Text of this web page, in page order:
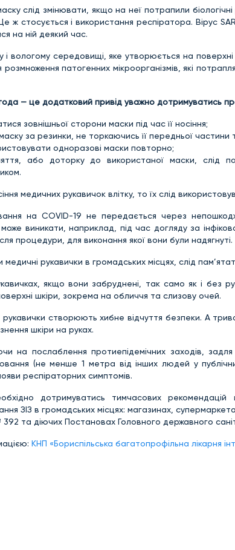
слід змінювати, якщо на неї потрапили
ж стосується і використання респіратора. Вірус
на ній деякий час.
і вологому середовищі, яке утворюється на
розмноження патогенних мікроорганізмів, які
— це додатковий привід уважно дотримуватись
зовнішньої сторони маски під час її носіння;
за резинки, не торкаючись її передньої частини
одноразові маски повторно;
або доторку до використаної маски, слід
медичних рукавичок влітку, то їх слід
на COVID-19 не передається через
виникати, наприклад, під час догляду за
процедури, для виконання якої вони були надягнуті.
рукавички в громадських місцях, слід
якщо вони забруднені, так само як і без
шкіри, зокрема на обличчя та слизову очей.
рукавички створюють хибне відчуття безпеки. А
шкіри на руках.
на послаблення протиепідемічних заходів,
(не менше 1 метра від інших людей у
респіраторних симптомів.
дотримуватись тимчасових рекомендацій
ЗІЗ в громадських місцях: магазинах,
та діючих Постановах Головного державного
КНП «Бориспільська багатопрофільна лікарня